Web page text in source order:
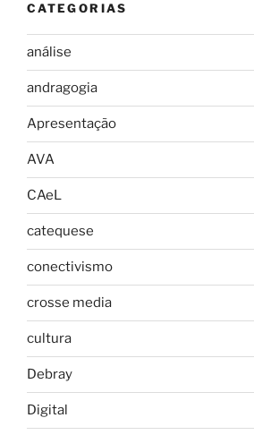
CATEGORIAS
análise
andragogia
Apresentação
AVA
CAeL
catequese
conectivismo
crosse media
cultura
Debray
Digital